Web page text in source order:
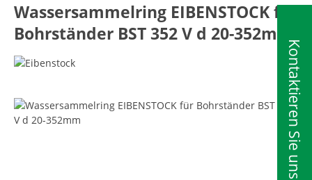
Kontaktieren Sie uns
Wassersammelring EIBENSTOCK für
Bohrständer BST 352 V d 20-352mm
Bildergalerie überspringen